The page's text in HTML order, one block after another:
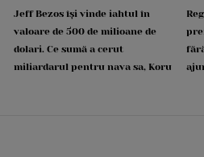
Jeff Bezos își vinde iahtul în
valoare de 500 de milioane de
dolari. Ce sumă a cerut
miliardarul pentru nava sa, Koru